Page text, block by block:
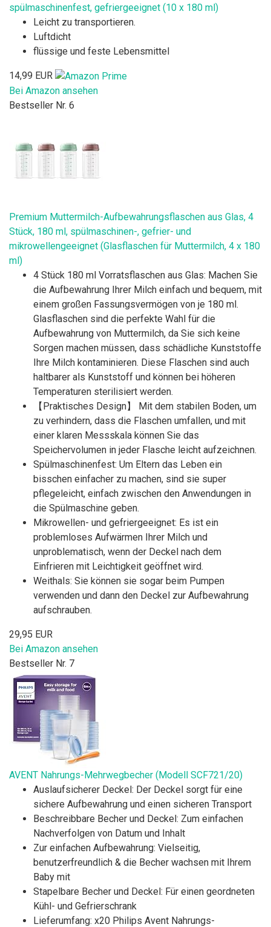
spülmaschinenfest, gefriergeeignet (10 x 180 ml)
Leicht zu transportieren.
Luftdicht
flüssige und feste Lebensmittel
14,99 EUR
Bei Amazon ansehen
Bestseller Nr. 6
Premium Muttermilch-Aufbewahrungsflaschen aus Glas, 4
Stück, 180 ml, spülmaschinen-, gefrier- und
mikrowellengeeignet (Glasflaschen für Muttermilch, 4 x 180
ml)
4 Stück 180 ml Vorratsflaschen aus Glas: Machen Sie
die Aufbewahrung Ihrer Milch einfach und bequem, mit
einem großen Fassungsvermögen von je 180 ml.
Glasflaschen sind die perfekte Wahl für die
Aufbewahrung von Muttermilch, da Sie sich keine
Sorgen machen müssen, dass schädliche Kunststoffe
Ihre Milch kontaminieren. Diese Flaschen sind auch
haltbarer als Kunststoff und können bei höheren
Temperaturen sterilisiert werden.
【Praktisches Design】 Mit dem stabilen Boden, um
zu verhindern, dass die Flaschen umfallen, und mit
einer klaren Messskala können Sie das
Speichervolumen in jeder Flasche leicht aufzeichnen.
Spülmaschinenfest: Um Eltern das Leben ein
bisschen einfacher zu machen, sind sie super
pflegeleicht, einfach zwischen den Anwendungen in
die Spülmaschine geben.
Mikrowellen- und gefriergeeignet: Es ist ein
problemloses Aufwärmen Ihrer Milch und
unproblematisch, wenn der Deckel nach dem
Einfrieren mit Leichtigkeit geöffnet wird.
Weithals: Sie können sie sogar beim Pumpen
verwenden und dann den Deckel zur Aufbewahrung
aufschrauben.
29,95 EUR
Bei Amazon ansehen
Bestseller Nr. 7
AVENT Nahrungs-Mehrwegbecher (Modell SCF721/20)
Auslaufsicherer Deckel: Der Deckel sorgt für eine
sichere Aufbewahrung und einen sicheren Transport
Beschreibbare Becher und Deckel: Zum einfachen
Nachverfolgen von Datum und Inhalt
Zur einfachen Aufbewahrung: Vielseitig,
benutzerfreundlich & die Becher wachsen mit Ihrem
Baby mit
Stapelbare Becher und Deckel: Für einen geordneten
Kühl- und Gefrierschrank
Lieferumfang: x20 Philips Avent Nahrungs-